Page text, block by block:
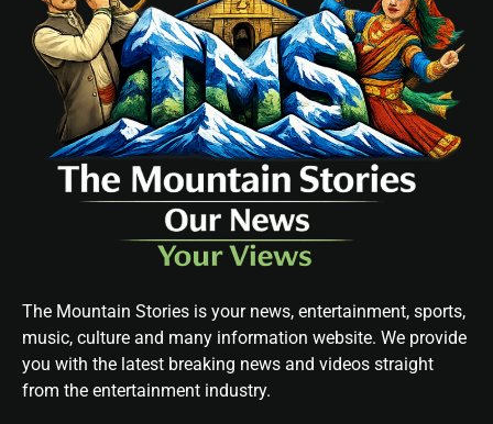
The Mountain Stories is your news, entertainment, sports,
music, culture and many information website. We provide
you with the latest breaking news and videos straight
from the entertainment industry.